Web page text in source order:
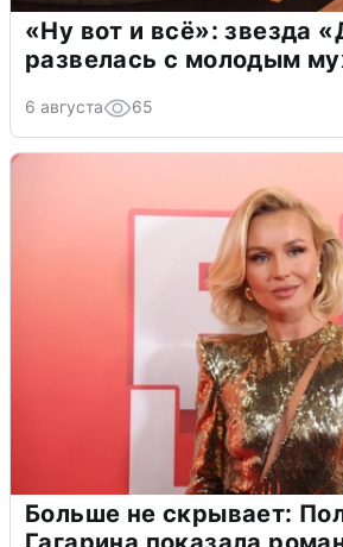
«Ну вот и всё»: звезда
развелась с молодым
6 августа 65
Больше не скрывает: